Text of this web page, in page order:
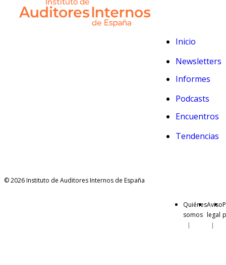
Inicio
Newsletters
Informes
Podcasts
Encuentros
Tendencias
© 2026 Instituto de Auditores Internos de España
Quiénes
somos
Aviso
legal